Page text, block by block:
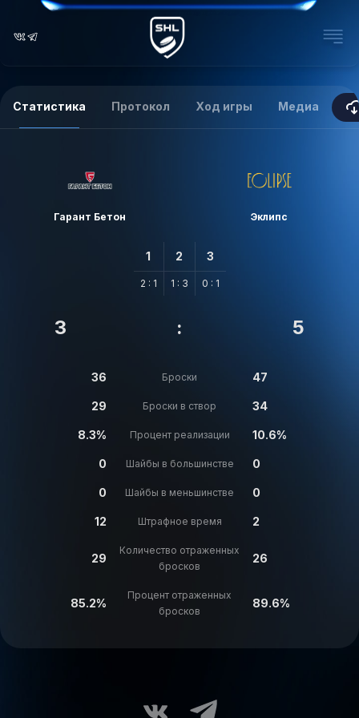
Статистика Протокол Ход игры Медиа
Гарант Бетон Эклипс
1
2 : 1
2
1 : 3
3
0 : 1
3 : 5
36 Броски 47
29 Броски в створ 34
8.3% Процент реализации 10.6%
0 Шайбы в большинстве 0
0 Шайбы в меньшинстве 0
12 Штрафное время 2
29
Количество отраженных
бросков
26
85.2%
Процент отраженных
бросков
89.6%